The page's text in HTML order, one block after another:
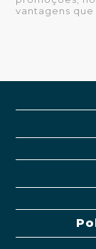
vantagens